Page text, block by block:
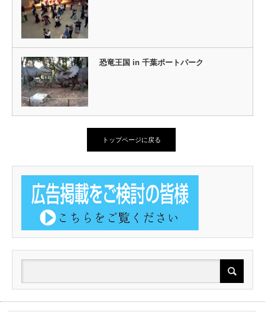
恐竜王国 in 千葉ポートパーク
トップページに戻る